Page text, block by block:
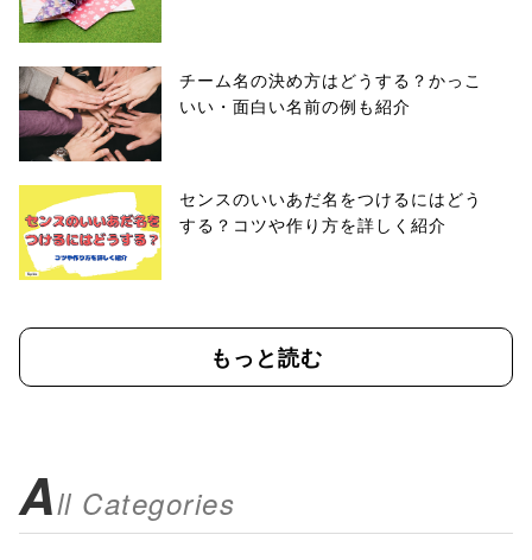
チーム名の決め方はどうする？かっこ
いい・面白い名前の例も紹介
センスのいいあだ名をつけるにはどう
する？コツや作り方を詳しく紹介
もっと読む
All Categories